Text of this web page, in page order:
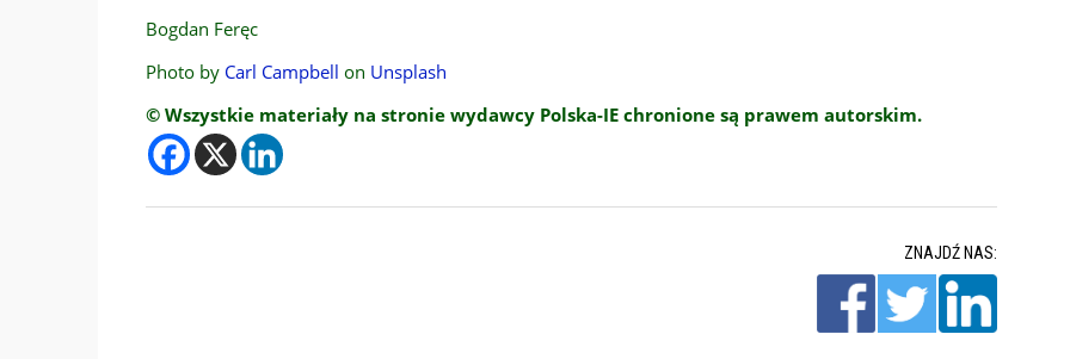
Bogdan Feręc
Photo by Carl Campbell on Unsplash
© Wszystkie materiały na stronie wydawcy Polska-IE chronione są prawem autorskim.
ZNAJDŹ NAS: